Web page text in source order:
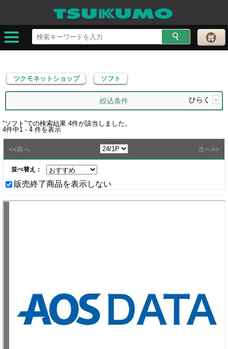
ツクモネットショップ ソフト
ツクモネットショップ ソフト
絞込条件 ひらく +
“ソフト ”での検索結果 4件が該当しました。
4件中1 - 4 件を表示
<<前へ 次へ>>
並べ替え：
販売終了商品を表示しない